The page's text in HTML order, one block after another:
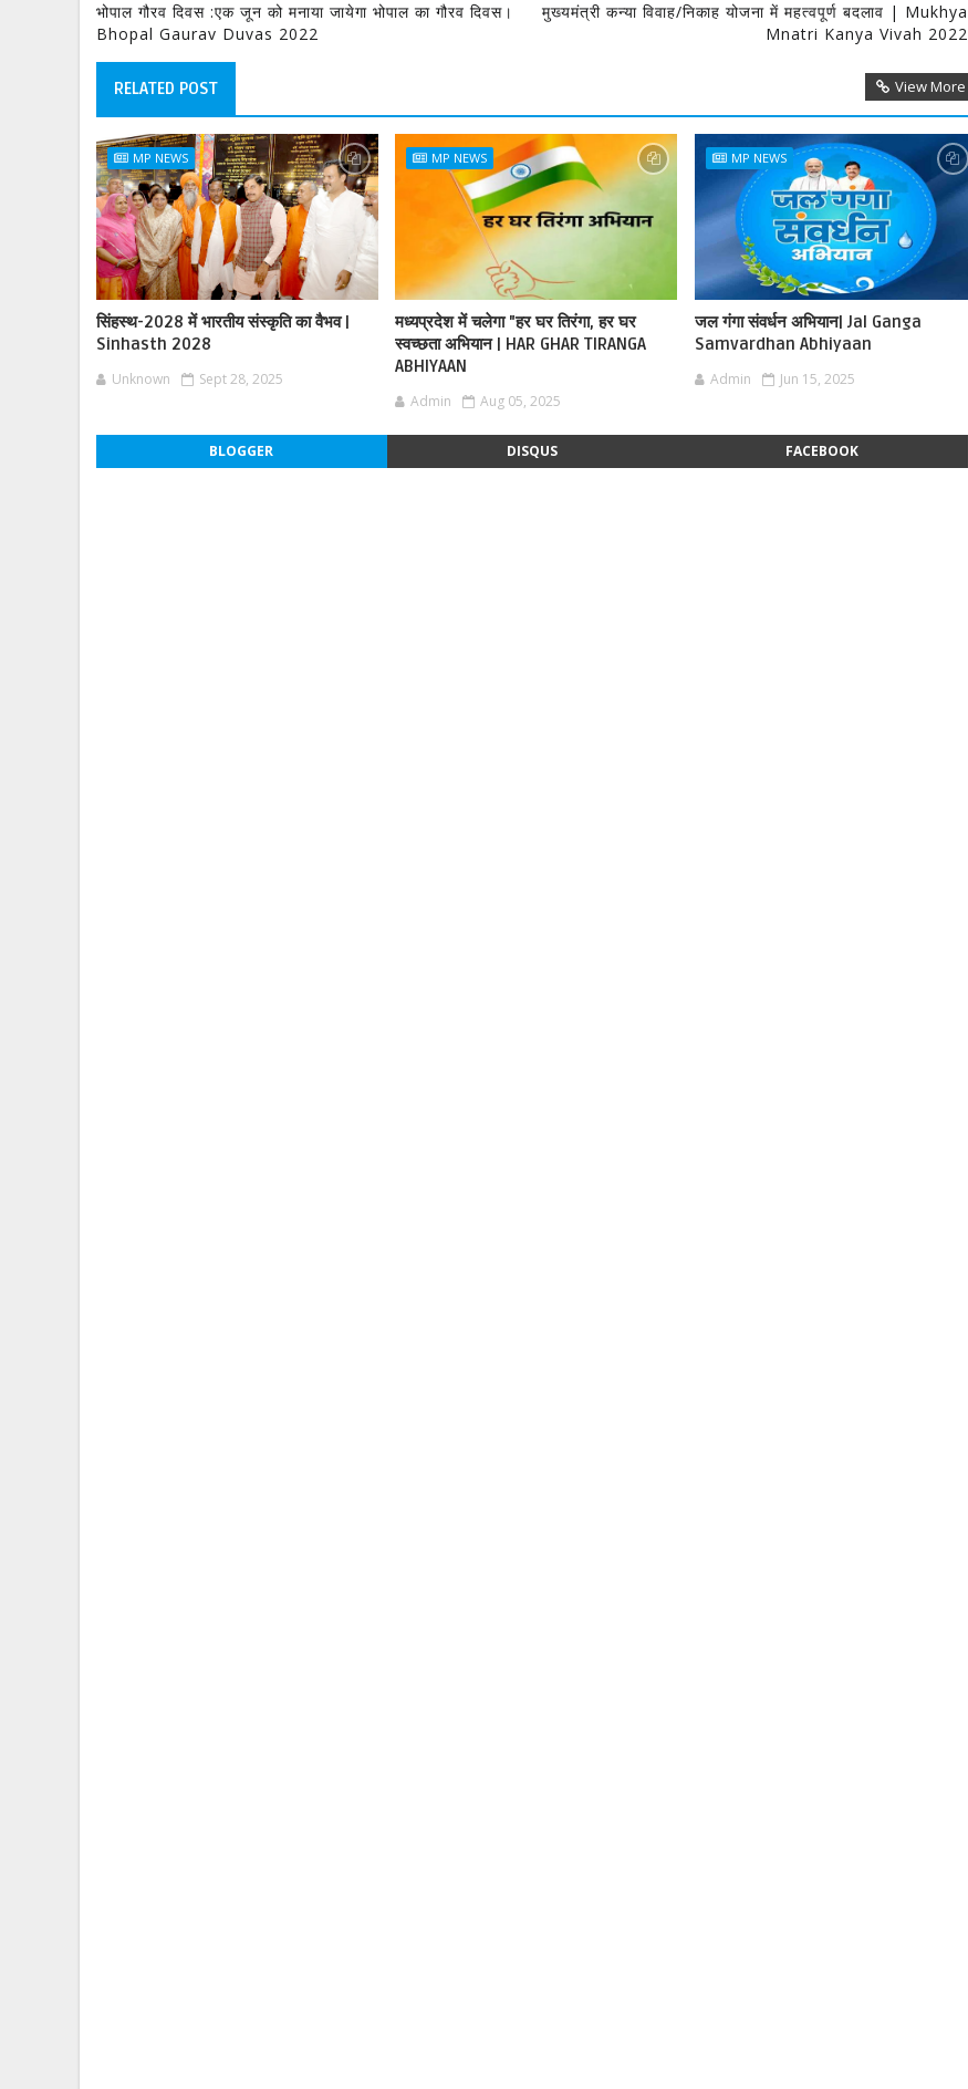
भोपाल गौरव दिवस :एक जून को मनाया जायेगा भोपाल का गौरव दिवस।
Bhopal Gaurav Duvas 2022
मुख्यमंत्री कन्या विवाह/निकाह योजना में महत्वपूर्ण बदलाव | Mukhya
Mnatri Kanya Vivah 2022
RELATED POST View More
MP NEWS
सिंहस्थ-2028 में भारतीय संस्कृति का वैभव |
Sinhasth 2028
Unknown Sept 28, 2025
MP NEWS
मध्यप्रदेश में चलेगा "हर घर तिरंगा, हर घर
स्वच्छता अभियान | HAR GHAR TIRANGA
ABHIYAAN
Admin Aug 05, 2025
MP NEWS
जल गंगा संवर्धन अभियान| Jal Ganga
Samvardhan Abhiyaan
Admin Jun 15, 2025
BLOGGER DISQUS FACEBOOK